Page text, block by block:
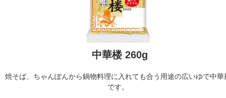
中華楼 260g
焼そば、ちゃんぽんから鍋物料理に入れても合う用途の広いゆで中華
です。